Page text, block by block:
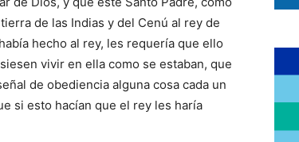
de las Indias y del Cenú al rey de
hecho al rey, les requería que ello
vivir en ella como se estaban, que
de obediencia alguna cosa cada un
si esto hacían que el rey les haría